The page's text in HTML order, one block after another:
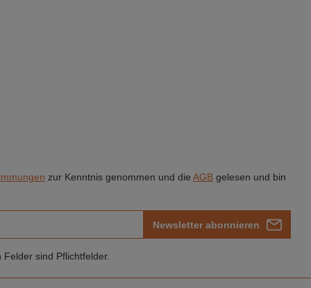
zur Kenntnis genommen und die AGB gelesen und bin
Newsletter abonnieren
sind Pflichtfelder.